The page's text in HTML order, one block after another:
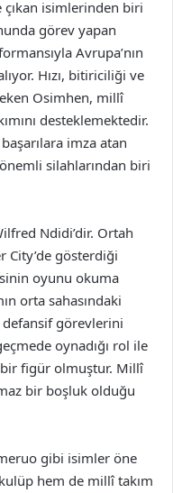
çıkan isimlerinden biri
görev yapan
Avrupa’nın
Hızı, bitiriciliği ve
Osimhen, millî
desteklemektedir.
imza atan
silahlarından biri
Ndidi’dir. Ortah
City’de gösterdiği
oyunu okuma
orta sahasındaki
defansif görevlerini
oynadığı rol ile
bir figür olmuştur. Millî
bir boşluk olduğu
gibi isimler öne
hem de millî takım